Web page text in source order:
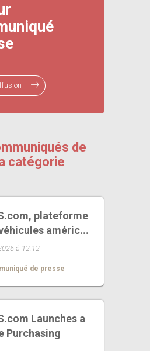
de
catégorie
plateforme
améric...
à 12:12
de presse
Launches a
Purchasing